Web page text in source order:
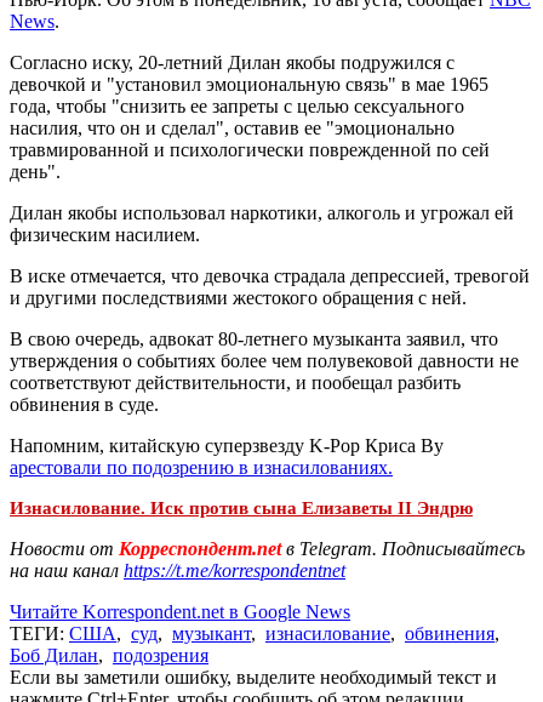
News.
Согласно иску, 20-летний Дилан якобы подружился с
девочкой и "установил эмоциональную связь" в мае 1965
года, чтобы "снизить ее запреты с целью сексуального
насилия, что он и сделал", оставив ее "эмоционально
травмированной и психологически поврежденной по сей
день".
Дилан якобы использовал наркотики, алкоголь и угрожал ей
физическим насилием.
В иске отмечается, что девочка страдала депрессией, тревогой
и другими последствиями жестокого обращения с ней.
В свою очередь, адвокат 80-летнего музыканта заявил, что
утверждения о событиях более чем полувековой давности не
соответствуют действительности, и пообещал разбить
обвинения в суде.
Напомним, китайскую суперзвезду K-Pop Криса Ву
арестовали по подозрению в изнасилованиях.
Изнасилование. Иск против сына Елизаветы II Эндрю
Новости от Корреспондент.netв Telegram. Подписывайтесь
на наш канал https://t.me/korrespondentnet
Читайте Korrespondent.net в Google News
ТЕГИ: США, суд, музыкант, изнасилование, обвинения,
Боб Дилан, подозрения
Если вы заметили ошибку, выделите необходимый текст и